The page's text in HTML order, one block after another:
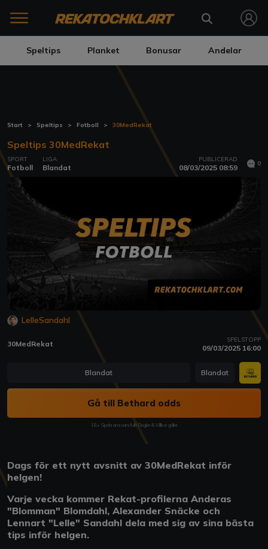
Speltips Planket Bonusar Andelar
Start Speltips Fotboll 30MedRekat
Speltips 30MedRekat
SPORT
Fotboll
LIGA
Blandat
PUBLICERAD
08/03/2025 08:59 0
LelleSandahl
30MedRekat SPELSTOPP
09/03/2025 16:00
Blandat Blandat
Gå till Bethard odds
18+ Spela ansvarsfullt Regler & Villkor gäller
Dags för ett nytt avsnitt av 30MedRekat inför
helgen!
Varje vecka kommer Rekat-profilerna Anderas
"Blomman" Blomdahl, Alexander Snäcke och
Lennart "Lelle" Sandahl dela med sig av sina bästa
tips inför helgen.